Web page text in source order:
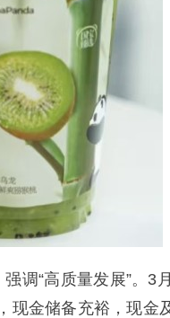
调“高质量发展”。3
现金储备充裕，现金